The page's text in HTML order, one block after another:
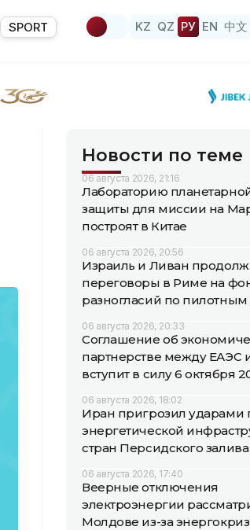
SPORT KZ QZ РУ EN 中文
Новости по теме
06 августа 2026, 21:16
Лабораторию
защиты для миссии на
построят в Китае
06 августа 2026, 20:56
Израиль и Ливан
переговоры в Риме на
разногласий по пилотным
06 августа 2026, 20:33
Соглашение об
партнерстве между ЕАЭС
вступит в силу 6 октября
06 августа 2026, 18:02
Иран пригрозил ударами
энергетической
стран Персидского залива
06 августа 2026, 17:40
Веерные отключения
электроэнергии
Молдове из-за